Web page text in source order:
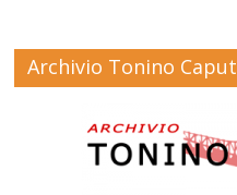
Archivio Tonino